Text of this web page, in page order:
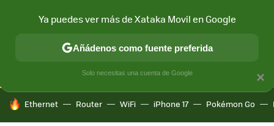
CONECTIVIDAD MÓVIL Y SOCIEDAD APLICACIONES
HOY SE HABLA DE
Ethernet Router WiFi iPhone 17 Pokémon Go
×
Ya puedes ver más de Xataka Movil en Google
Añádenos como fuente preferida
Solo necesitas una cuenta de Google